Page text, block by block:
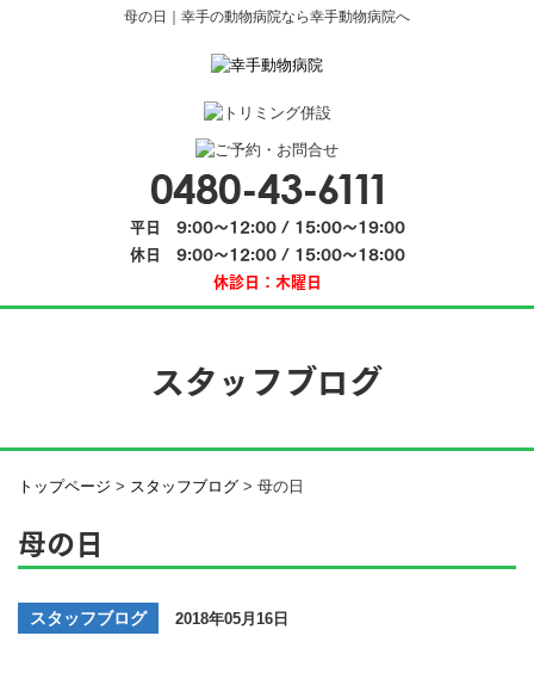
母の日｜幸手の動物病院なら幸手動物病院へ
平日 9:00～12:00 / 15:00～19:00
休日 9:00～12:00 / 15:00～18:00
休診日：木曜日
スタッフブログ
トップページ > スタッフブログ > 母の日
母の日
スタッフブログ 2018年05月16日